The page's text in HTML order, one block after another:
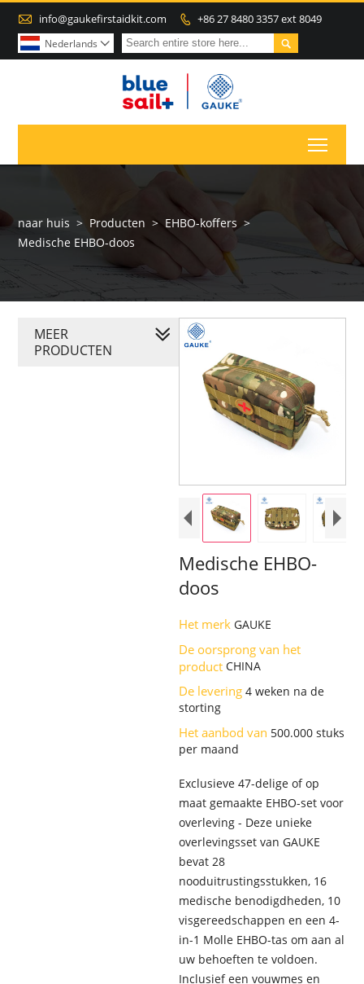
 info@gaukefirstaidkit.com  +86 27 8480 3357 ext 8049

Nederlands 
naar huis > Producten > EHBO-koffers >
Medische EHBO-doos
Medische EHBO-
doos
Het merk GAUKE
De oorsprong van het
product CHINA
De levering 4 weken na de
storting
Het aanbod van 500.000 stuks
per maand
Exclusieve 47-delige of op
maat gemaakte EHBO-set voor
overleving - Deze unieke
overlevingsset van GAUKE
bevat 28
nooduitrustingsstukken, 16
medische benodigdheden, 10
visgereedschappen en een 4-
in-1 Molle EHBO-tas om aan al
uw behoeften te voldoen.
Inclusief een vouwmes en
MEER
PRODUCTEN